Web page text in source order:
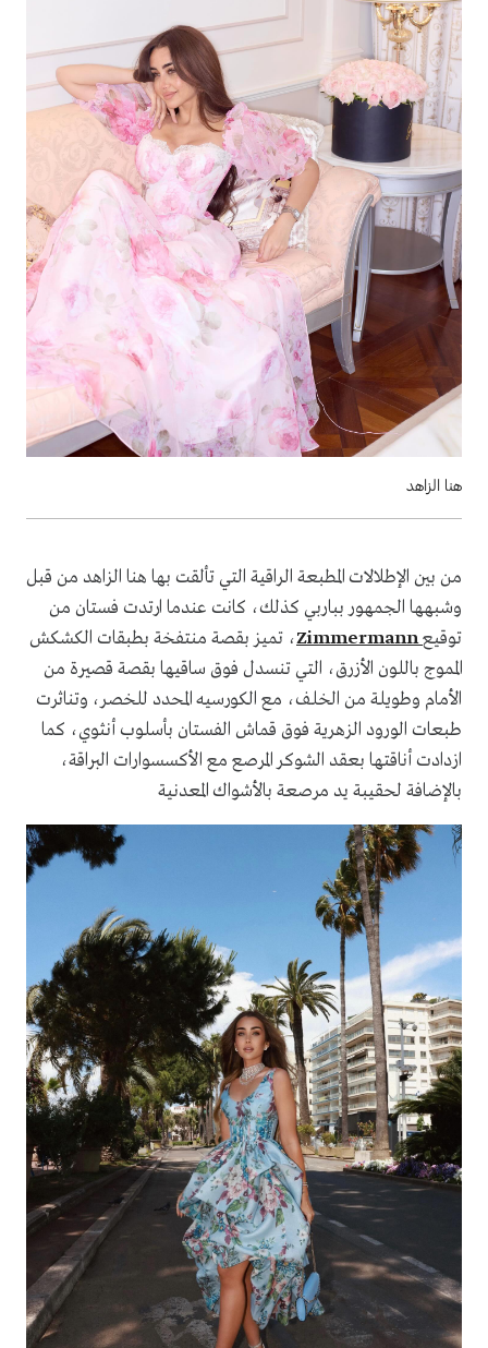
هنا الزاهد
من بين الإطلالات المطبعة الراقية التي تألقت بها هنا الزاهد من قبل
وشبهها الجمهور بباربي كذلك، كانت عندما ارتدت فستان من
توقيعZimmermann
، تميز بقصة منتفخة بطبقات الكشكش
المموج باللون الأزرق، التي تنسدل فوق ساقيها بقصة قصيرة من
الأمام وطويلة من الخلف، مع الكورسيه المحدد للخصر، وتناثرت
طبعات الورود الزهرية فوق قماش الفستان بأسلوب أنثوي، كما
ازدادت أناقتها بعقد الشوكر المرصع مع الأكسسوارات البراقة،
بالإضافة لحقيبة يد مرصعة بالأشواك المعدنية